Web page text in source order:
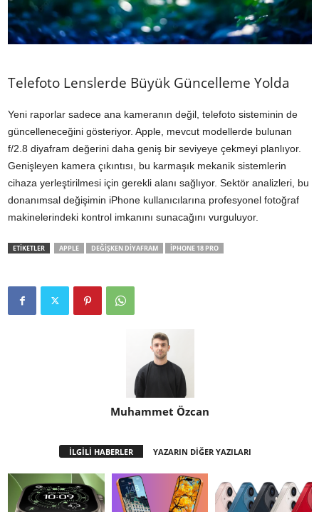
Telefoto Lenslerde Büyük Güncelleme Yolda
Yeni raporlar sadece ana kameranın değil, telefoto sisteminin de
güncelleneceğini gösteriyor. Apple, mevcut modellerde bulunan
f/2.8 diyafram değerini daha geniş bir seviyeye çekmeyi planlıyor.
Genişleyen kamera çıkıntısı, bu karmaşık mekanik sistemlerin
cihaza yerleştirilmesi için gerekli alanı sağlıyor. Sektör analizleri, bu
donanımsal değişimin iPhone kullanıcılarına profesyonel fotoğraf
makinelerindeki kontrol imkanını sunacağını vurguluyor.
ETİKETLER APPLE DEĞIŞKEN DIYAFRAM IPHONE 18 PRO
Muhammet Özcan
İLGİLİ HABERLER YAZARIN DİĞER YAZILARI